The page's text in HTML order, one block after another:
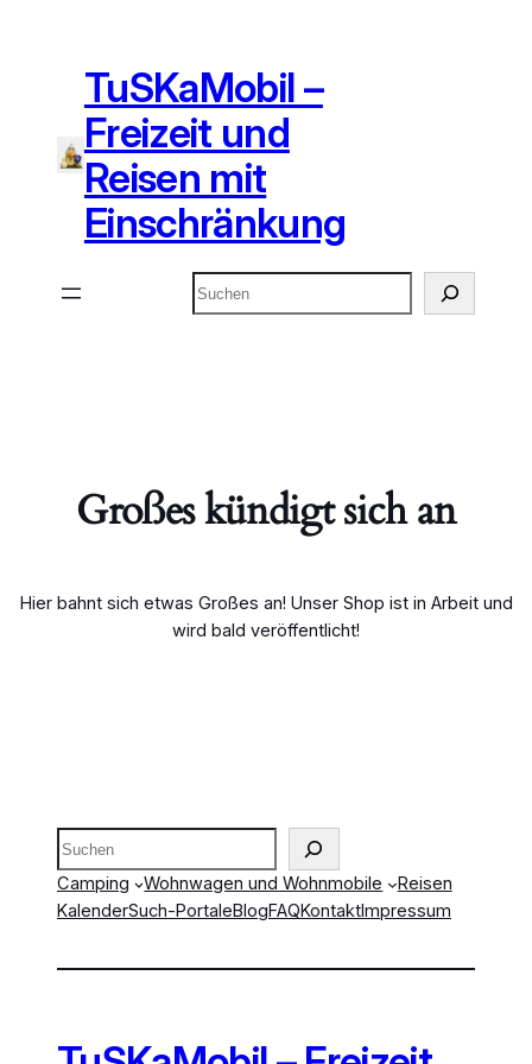
TuSKaMobil –
Freizeit und
Reisen mit
Einschränkung
Suchen
Großes kündigt sich an
Hier bahnt sich etwas Großes an! Unser Shop ist in Arbeit und
wird bald veröffentlicht!
Suchen
Camping Wohnwagen und Wohnmobile
Reisen
KalenderSuch-PortaleBlogFAQKontaktImpressum